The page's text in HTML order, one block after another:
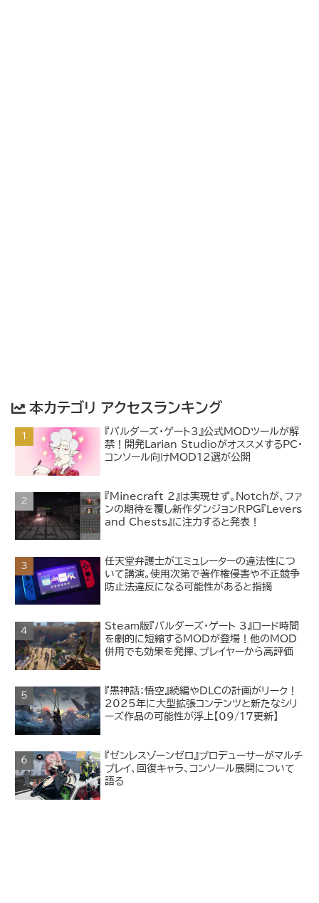
本カテゴリ アクセスランキング
『バルダーズ・ゲート3』公式MODツールが解
禁！開発Larian StudioがオススメするPC・
コンソール向けMOD12選が公開
『Minecraft 2』は実現せず。Notchが、ファ
ンの期待を覆し新作ダンジョンRPG『Levers
and Chests』に注力すると発表！
任天堂弁護士がエミュレーターの違法性につ
いて講演。使用次第で著作権侵害や不正競争
防止法違反になる可能性があると指摘
Steam版『バルダーズ・ゲート 3』ロード時間
を劇的に短縮するMODが登場！他のMOD
併用でも効果を発揮、プレイヤーから高評価
『黒神話：悟空』続編やDLCの計画がリーク！
2025年に大型拡張コンテンツと新たなシリ
ーズ作品の可能性が浮上【09/17更新】
『ゼンレスゾーンゼロ』プロデューサーがマルチ
プレイ、回復キャラ、コンソール展開について
語る